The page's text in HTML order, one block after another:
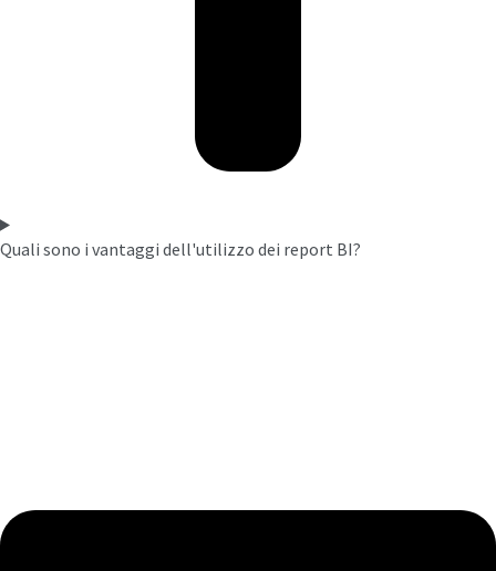
Quali sono i vantaggi dell'utilizzo dei report BI?